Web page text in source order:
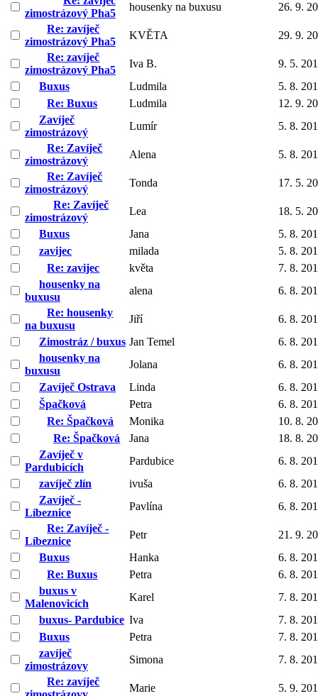
zimostrázový Pha5
housenky na buxusu
26. 9.
Re: zavíječ
zimostrázový Pha5
KVĚTA
29. 9.
Re: zavíječ
zimostrázový Pha5
Iva B.
9. 5.
Buxus
Ludmila
5. 8.
Re: Buxus
Ludmila
12. 9.
Zavíječ
zimostrázový
Lumír
5. 8.
Re: Zavíječ
zimostrázový
Alena
5. 8.
Re: Zavíječ
zimostrázový
Tonda
17. 5.
Re: Zavíječ
zimostrázový
Lea
18. 5.
Buxus
Jana
5. 8.
zavijec
milada
5. 8.
Re: zavijec
květa
7. 8.
housenky na
buxusu
alena
6. 8.
Re: housenky
na buxusu
Jiří
6. 8.
Zimostráz / buxus Jan Temel
6. 8.
housenky na
buxusu
Jolana
6. 8.
Zavíječ Ostrava
Linda
6. 8.
Špačková
Petra
6. 8.
Re: Špačková
Monika
10. 8.
Re: Špačková
Jana
18. 8.
Zavíječ v
Pardubicích
Pardubice
6. 8.
zavíječ zlín
ivuša
6. 8.
Zavíječ -
Líbeznice
Pavlína
6. 8.
Re: Zavíječ -
Líbeznice
Petr
21. 9.
Buxus
Hanka
6. 8.
Re: Buxus
Petra
6. 8.
buxus v
Malenovicích
Karel
7. 8.
buxus- Pardubice Iva
7. 8.
Buxus
Petra
7. 8.
zavíječ
zimostrázovy
Simona
7. 8.
Re: zavíječ
Marie 5. 9.